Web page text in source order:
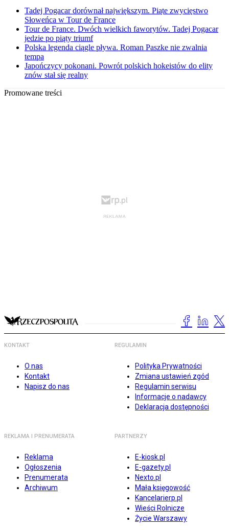
Tadej Pogacar dorównał największym. Piąte zwycięstwo
Słoweńca w Tour de France
Tour de France. Dwóch wielkich faworytów. Tadej Pogacar
jedzie po piąty triumf
Polska legenda ciągle pływa. Roman Paszke nie zwalnia
tempa
Japończycy pokonani. Powrót polskich hokeistów do elity
znów stał się realny
Promowane treści
KONTAKT
O nas
Kontakt
Napisz do nas
REGULAMIN
Polityka Prywatności
Zmiana ustawień zgód
Regulamin serwisu
Informacje o nadawcy
Deklaracja dostępności
REKLAMA I PRENUMERATA
Reklama
Ogłoszenia
Prenumerata
Archiwum
PARTNERZY
E-kiosk.pl
E-gazety.pl
Nexto.pl
Mała księgowość
Kancelarierp.pl
Wieści Rolnicze
Życie Warszawy